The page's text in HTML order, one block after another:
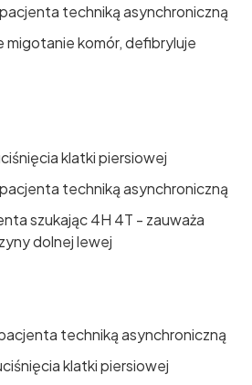
techniką asynchroniczną
migotanie komór, defibryluje
klatki piersiowej
techniką asynchroniczną
szukając 4H 4T - zauważa
dolnej lewej
techniką asynchroniczną
klatki piersiowej